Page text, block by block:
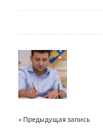
ce
o
o
k
wi
er
« Предыдущая запись